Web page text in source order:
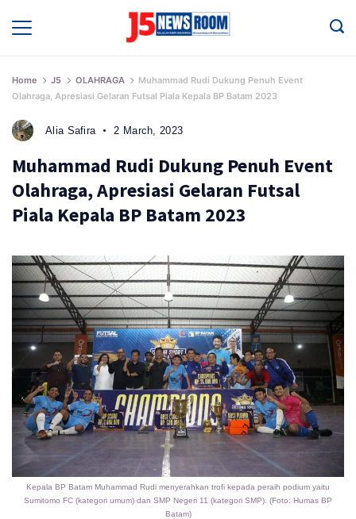
Home J5 OLAHRAGA
Muhammad Rudi Dukung Penuh Event
Olahraga, Apresiasi Gelaran Futsal Piala Kepala BP Batam 2023
Alia Safira 2 March, 2023
Muhammad Rudi Dukung Penuh Event
Olahraga, Apresiasi Gelaran Futsal
Piala Kepala BP Batam 2023
Kepala BP Batam Muhammad Rudi menyerahkan trofi kepada peraih podium yaitu
Sumitomo FC (kategori umum) dan SMP Negeri 11 (kategori SMP). (Foto: Humas BP
Batam)